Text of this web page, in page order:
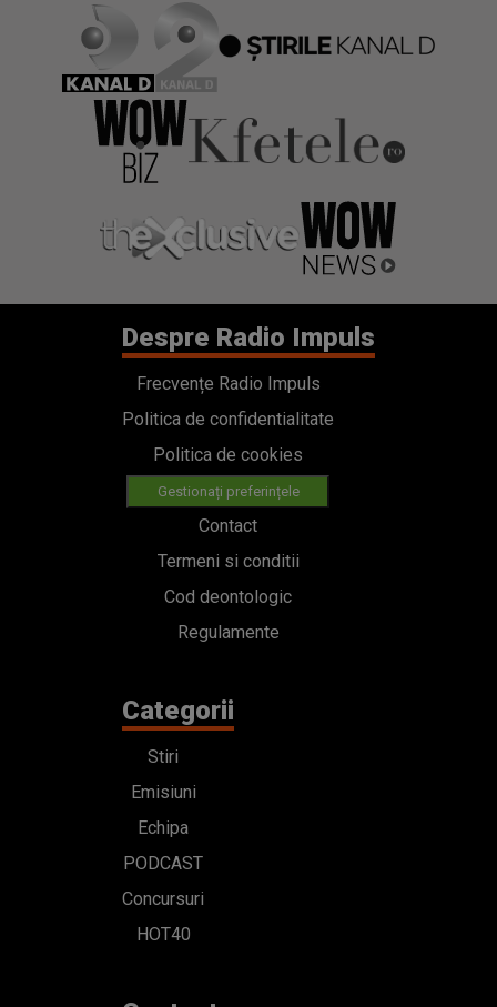
Despre Radio Impuls
Frecvențe Radio Impuls
Politica de confidentialitate
Politica de cookies
Gestionați preferințele
Contact
Termeni si conditii
Cod deontologic
Regulamente
Categorii
Stiri
Emisiuni
Echipa
PODCAST
Concursuri
HOT40